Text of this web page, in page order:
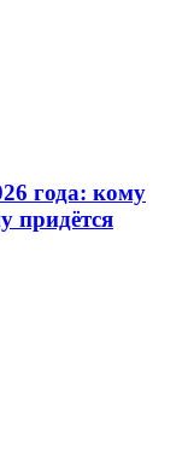
года: кому
придётся